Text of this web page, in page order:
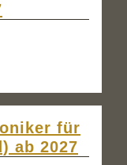
für
ab 2027